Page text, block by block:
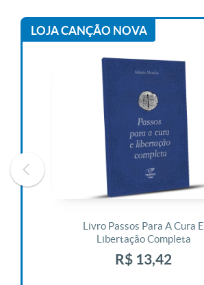
LOJA CANÇÃO NOVA
De
Livro Passos Para A Cura E
Libertação Completa
R$ 13,42